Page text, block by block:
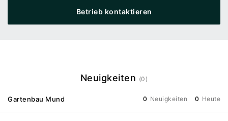
Betrieb kontaktieren
Neuigkeiten (0)
Gartenbau Mund 0 Neuigkeiten 0 Heute